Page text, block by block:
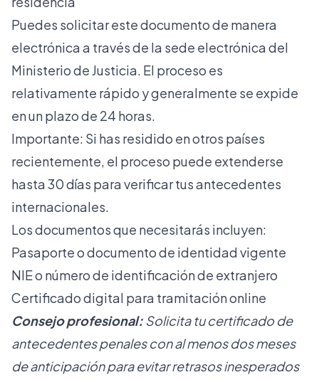
Puedes solicitar este documento de manera
electrónica a través de la sede electrónica del
Ministerio de Justicia. El proceso es
relativamente rápido y generalmente se expide
en un plazo de 24 horas.
Importante: Si has residido en otros países
recientemente, el proceso puede extenderse
hasta 30 días para verificar tus antecedentes
internacionales.
Los documentos que necesitarás incluyen:
Pasaporte o documento de identidad vigente
NIE o número de identificación de extranjero
Certificado digital para tramitación online
Consejo profesional: Solicita tu certificado de
antecedentes penales con al menos dos meses
de anticipación para evitar retrasos inesperados